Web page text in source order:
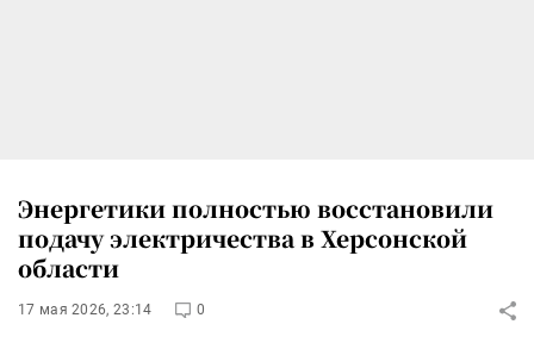
Энергетики полностью восстановили
подачу электричества в Херсонской
области
17 мая 2026, 23:14 0